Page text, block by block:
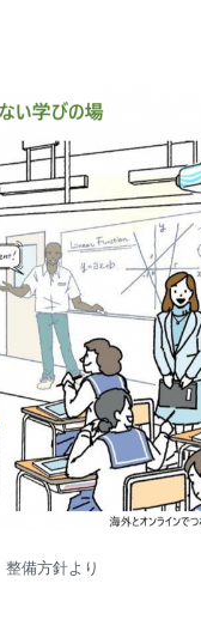
整備方針より